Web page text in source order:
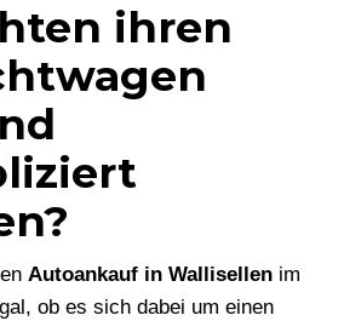
ihren
Autoankauf in Wallisellen im
ob es sich dabei um einen